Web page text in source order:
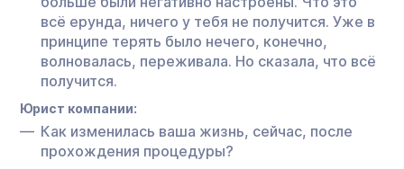
всё ерунда, ничего у тебя не получится. Уже в
принципе терять было нечего, конечно,
волновалась, переживала. Но сказала, что всё
получится.
Юрист компании:
Как изменилась ваша жизнь, сейчас, после
прохождения процедуры?